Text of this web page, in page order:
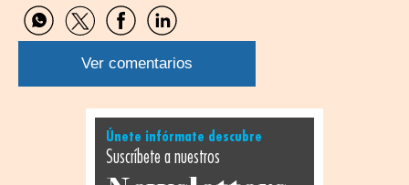
Compartir
por
WhatsApp
Compartir
por
Twitter
Compartir
por
Facebook
Compartir
por
Linkedin
Ver comentarios
Únete infórmate descubre
Suscríbete a nuestros